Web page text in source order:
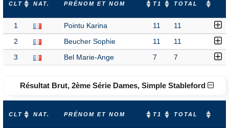
CLT NAT. PRÉNOM ET NOM T1 TOTAL
1 Pointu Karina 11 11
2 Beucher Sophie 11 11
3 Bel Marie-Ange 7 7
Résultat Brut, 2ème Série Dames, Simple Stableford
CLT NAT. PRÉNOM ET NOM T1 TOTAL